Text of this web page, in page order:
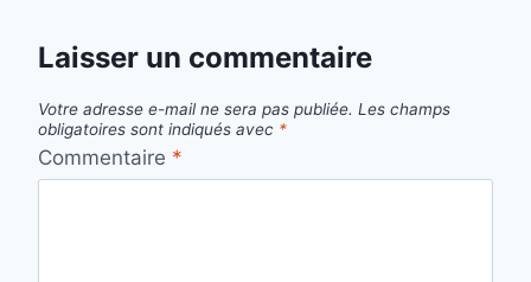
Laisser un commentaire
Votre adresse e-mail ne sera pas publiée. Les champs
obligatoires sont indiqués avec *
Commentaire *